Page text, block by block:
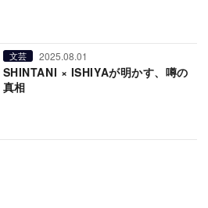
文芸 2025.08.01
SHINTANI × ISHIYAが明かす、噂の
真相